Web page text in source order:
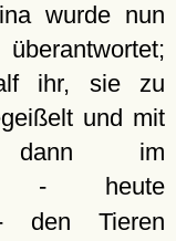
wurde nun
ihr, sie zu
und mit
dann im
heute
Tieren